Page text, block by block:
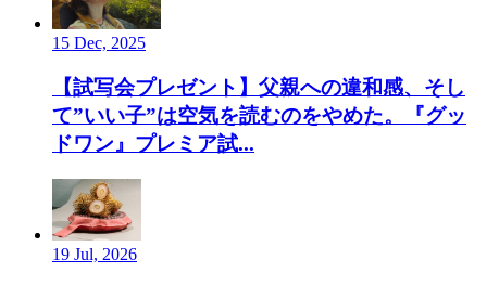
15 Dec, 2025
【試写会プレゼント】父親への違和感、そし
て”いい子”は空気を読むのをやめた。『グッ
ドワン』プレミア試...
19 Jul, 2026